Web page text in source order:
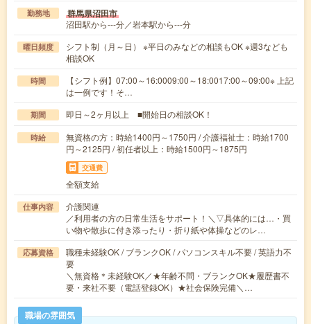
勤務地 群馬県沼田市
沼田駅から---分／岩本駅から---分
曜日頻度
シフト制（月～日） ※平日のみなどの相談もOK ※週3なども
相談OK
時間
【シフト例】07:00～16:0009:00～18:0017:00～09:00※ 上記
は一例です！そ…
期間 即日～2ヶ月以上 ■開始日の相談OK！
時給
無資格の方：時給1400円～1750円 / 介護福祉士：時給1700
円～2125円 / 初任者以上：時給1500円～1875円
交通費
全額支給
仕事内容
介護関連
／利用者の方の日常生活をサポート！＼▽具体的には…・買
い物や散歩に付き添ったり・折り紙や体操などのレ…
応募資格
職種未経験OK / ブランクOK / パソコンスキル不要 / 英語力不
要
＼無資格＊未経験OK／★年齢不問・ブランクOK★履歴書不
要・来社不要（電話登録OK）★社会保険完備＼…
職場の雰囲気